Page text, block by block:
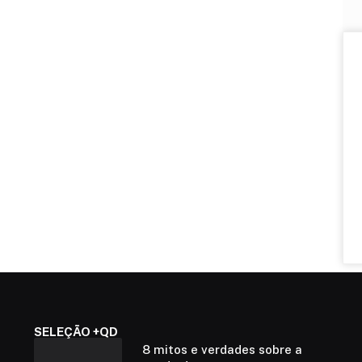
SELEÇÃO +QD
8 mitos e verdades sobre a